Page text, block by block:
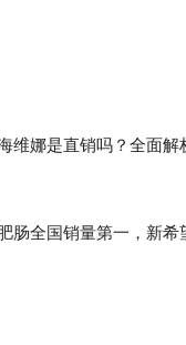
海维娜是直销吗？全面
肠全国销量第一，新